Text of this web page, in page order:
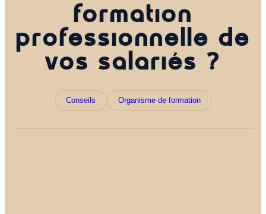
formation
professionnelle de
vos salariés ?
Conseils Organisme de formation